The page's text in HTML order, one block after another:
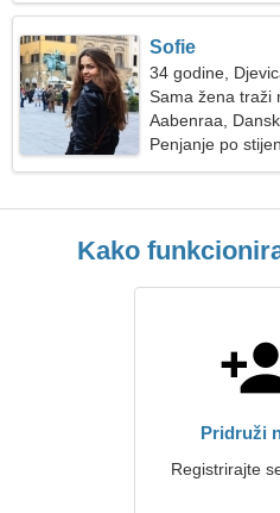
Sofie
34 godine,
Sama žena traži
Aabenraa,
Penjanje po
Kako
Pridruži
Registrirajte